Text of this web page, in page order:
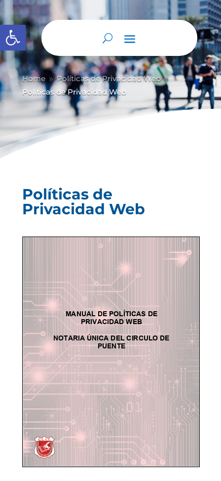
Abrir barra de herramientas
Home 9 Políticas de Privacidad Web 9
Políticas de Privacidad Web
Políticas de
Privacidad Web